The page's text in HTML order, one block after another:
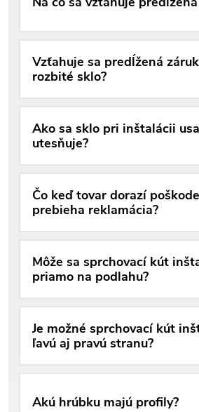
Vzťahuje sa predĺžená
rozbité sklo?
Ako sa sklo pri inštalácii
utesňuje?
Čo keď tovar dorazí
prebieha reklamácia?
Môže sa sprchovací kút
priamo na podlahu?
Je možné sprchovací kút
ľavú aj pravú stranu?
Akú hrúbku majú profily?